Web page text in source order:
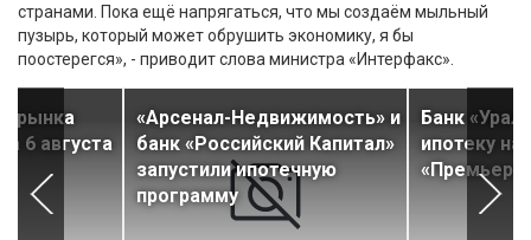
странами. Пока ещё напрягаться, что мы создаём мыльный
пузырь, который может обрушить экономику, я бы
поостерегся», - приводит слова министра «Интерфакс».
рынка
6 августа
«Арсенал-Недвижимость» и
банк «Российский Капитал»
запустили ипотечную
программу
Банк
ипотеку
«Премьера